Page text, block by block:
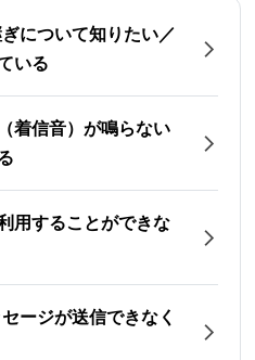
について知りたい／
いる
着信音）が鳴らない
用することができな
ージが送信できなく